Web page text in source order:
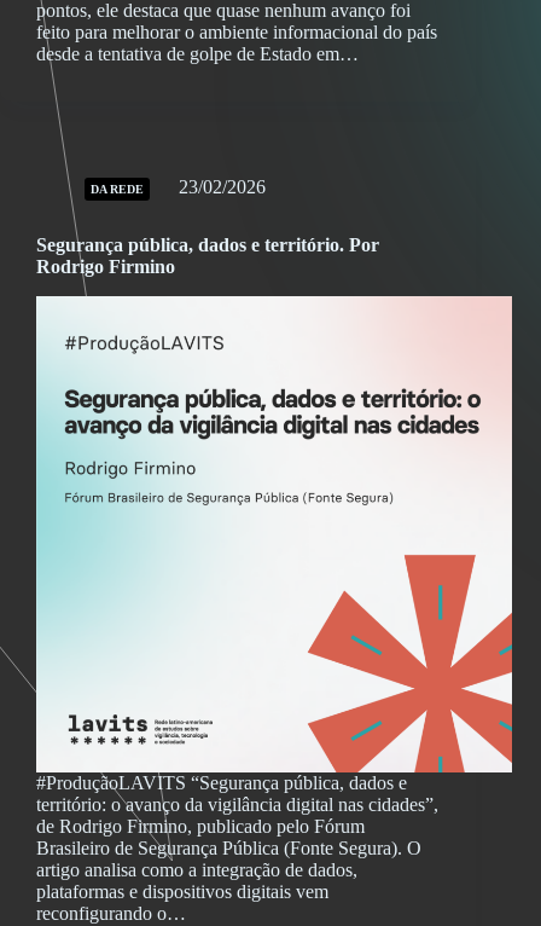
pontos, ele destaca que quase nenhum avanço foi
feito para melhorar o ambiente informacional do país
desde a tentativa de golpe de Estado em…
DA REDE 23/02/2026
Segurança pública, dados e território. Por
Rodrigo Firmino
#ProduçãoLAVITS “Segurança pública, dados e
território: o avanço da vigilância digital nas cidades”,
de Rodrigo Firmino, publicado pelo Fórum
Brasileiro de Segurança Pública (Fonte Segura). O
artigo analisa como a integração de dados,
plataformas e dispositivos digitais vem
reconfigurando o…